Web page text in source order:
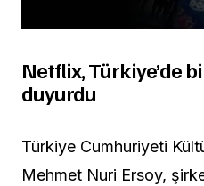
Netflix, Türkiye’de
duyurdu
Türkiye Cumhuriyeti
Mehmet Nuri Ersoy,